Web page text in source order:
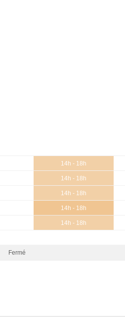
14h - 18h
14h - 18h
14h - 18h
14h - 18h
14h - 18h
Fermé